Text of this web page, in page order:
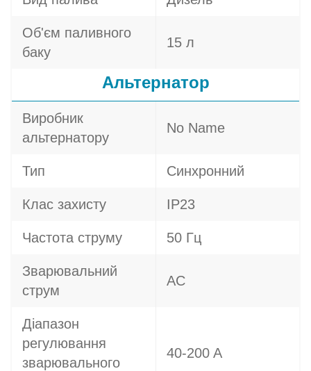
Об'єм паливного
баку
15 л
Альтернатор
Виробник
альтернатору
No Name
Тип Синхронний
Клас захисту IP23
Частота струму 50 Гц
Зварювальний
струм
AC
Діапазон
регулювання
зварювального
40-200 A